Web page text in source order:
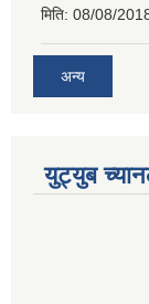
मिति: 08/08/
अन्य
युट्युब